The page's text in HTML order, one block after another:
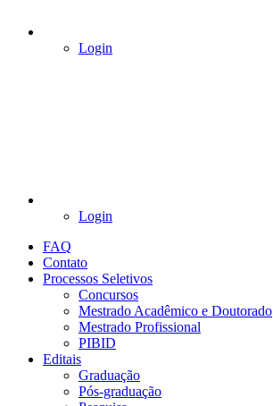
Login
Login
FAQ
Contato
Processos Seletivos
Concursos
Mestrado Acadêmico e Doutorado
Mestrado Profissional
PIBID
Editais
Graduação
Pós-graduação